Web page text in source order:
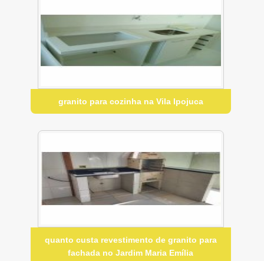
granito para cozinha na Vila Ipojuca
quanto custa revestimento de granito para
fachada no Jardim Maria Emília